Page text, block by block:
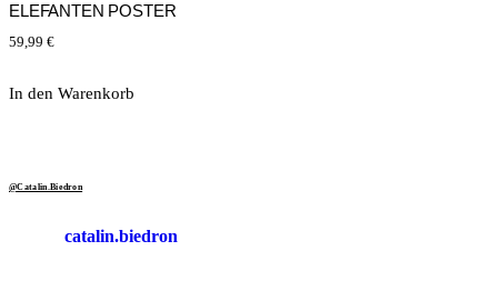
ELEFANTEN POSTER
59,99 €
In den Warenkorb
@Catalin.Biedron
catalin.biedron